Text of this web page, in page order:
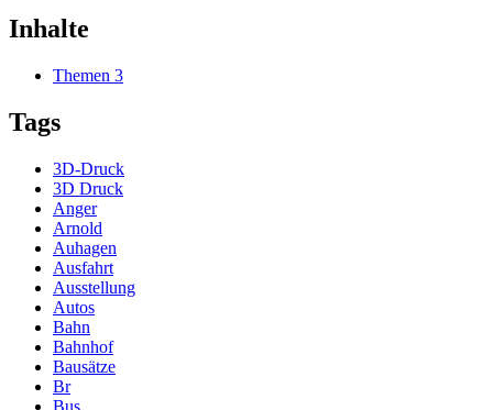
Inhalte
Themen 3
Tags
3D-Druck
3D Druck
Anger
Arnold
Auhagen
Ausfahrt
Ausstellung
Autos
Bahn
Bahnhof
Bausätze
Br
Bus